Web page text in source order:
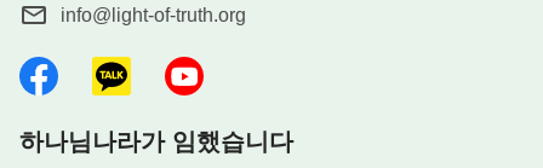
info@light-of-truth.org
하나님나라가 임했습니다